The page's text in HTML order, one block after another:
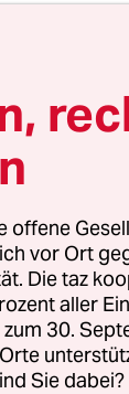
die
sind bei
Politiker
und
sagt er
offene
vor Ort
Die taz
aller
30.
Sie dabei?